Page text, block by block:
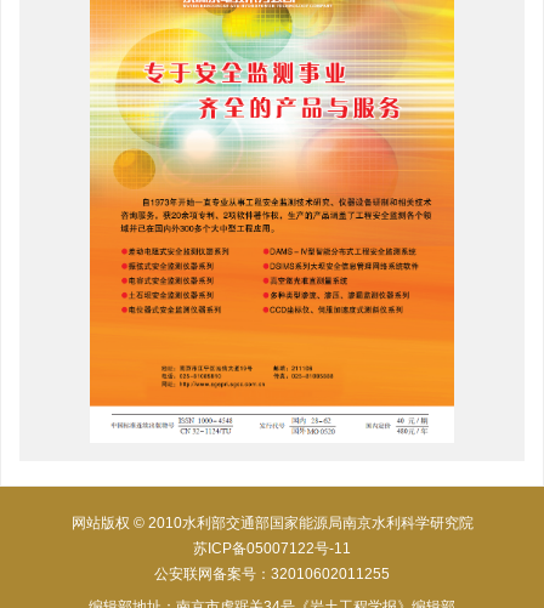
网站版权 © 2010水利部交通部国家能源局南京水利科学研究院
苏ICP备05007122号-11
公安联网备案号：32010602011255